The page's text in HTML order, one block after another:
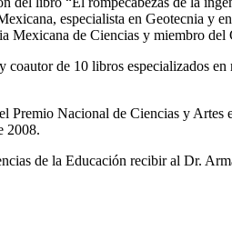
especialista en Geotecnia y
de Ciencias y miembro
de 10 libros especializados
Nacional de Ciencias y Artes
2008.
de la Educación recibir al Dr.